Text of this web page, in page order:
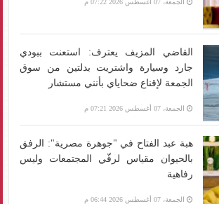
الجمعة، 07 أغسطس 2026 07:22 م
القاضي المزيف يعترف: استعنت ببودي
جارد وسيارة واشتريت بدلتين من سوق
الجمعة لإقناع ضحاياي بأنني مستشار
الجمعة، 07 أغسطس 2026 07:21 م
هبة عبد الفتاح في "جوهرة مصرية": الرفق
بالحيوان مقياس لرقّي المجتمعات وليس
رفاهية
الجمعة، 07 أغسطس 2026 06:44 م